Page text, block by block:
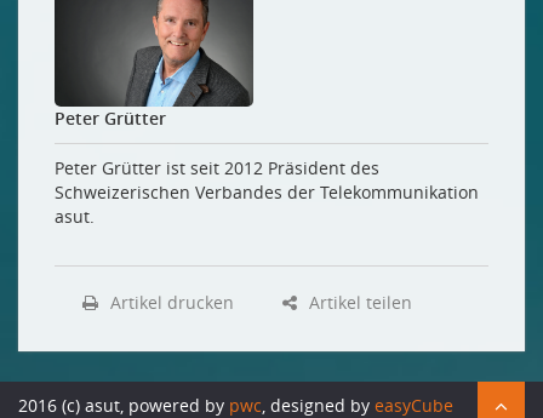
Peter Grütter
Peter Grütter ist seit 2012 Präsident des
Schweizerischen Verbandes der Telekommunikation
asut.
Artikel drucken Artikel teilen
2016 (c) asut, powered by pwc, designed by easyCube